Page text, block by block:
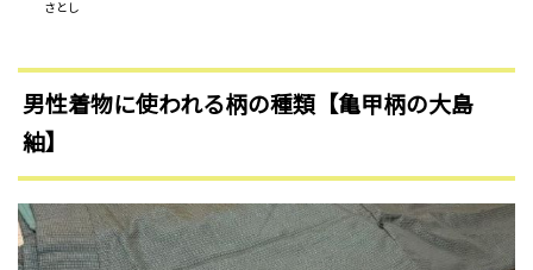
さとし
男性着物に使われる柄の種類【亀甲柄の大島
紬】